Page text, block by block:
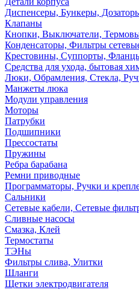
Диспенсеры, Бункеры,
Клапаны
Кнопки, Выключатели,
Конденсаторы, Фильтры
Крестовины, Суппорты,
Средства для ухода, бытовая
Люки, Обрамления, Стекла,
Манжеты люка
Модули управления
Моторы
Патрубки
Подшипники
Прессостаты
Пружины
Ребра барабана
Ремни приводные
Программаторы, Ручки и
Сальники
Сетевые кабели, Сетевые
Сливные насосы
Смазка, Клей
Термостаты
ТЭНы
Фильтры слива, Улитки
Шланги
Щетки электродвигателя